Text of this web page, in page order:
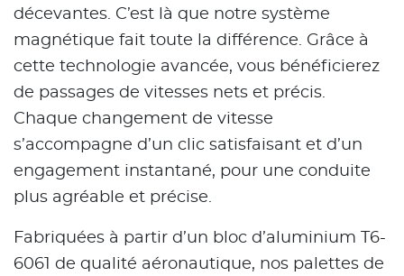
décevantes. C’est là que notre système
magnétique fait toute la différence. Grâce à
cette technologie avancée, vous bénéficierez
de passages de vitesses nets et précis.
Chaque changement de vitesse
s’accompagne d’un clic satisfaisant et d’un
engagement instantané, pour une conduite
plus agréable et précise.
Fabriquées à partir d’un bloc d’aluminium T6-
6061 de qualité aéronautique, nos palettes de